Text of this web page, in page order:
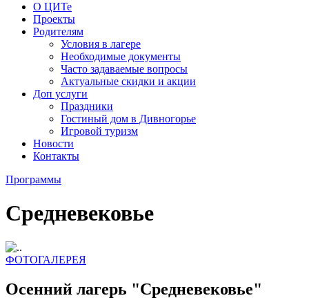
О ЦИТе
Проекты
Родителям
Условия в лагере
Необходимые документы
Часто задаваемые вопросы
Актуальные скидки и акции
Доп услуги
Праздники
Гостиный дом в Дивногорье
Игровой туризм
Новости
Контакты
Программы
Средневековье
ФОТОГАЛЕРЕЯ
Осенний лагерь "Средневековье"